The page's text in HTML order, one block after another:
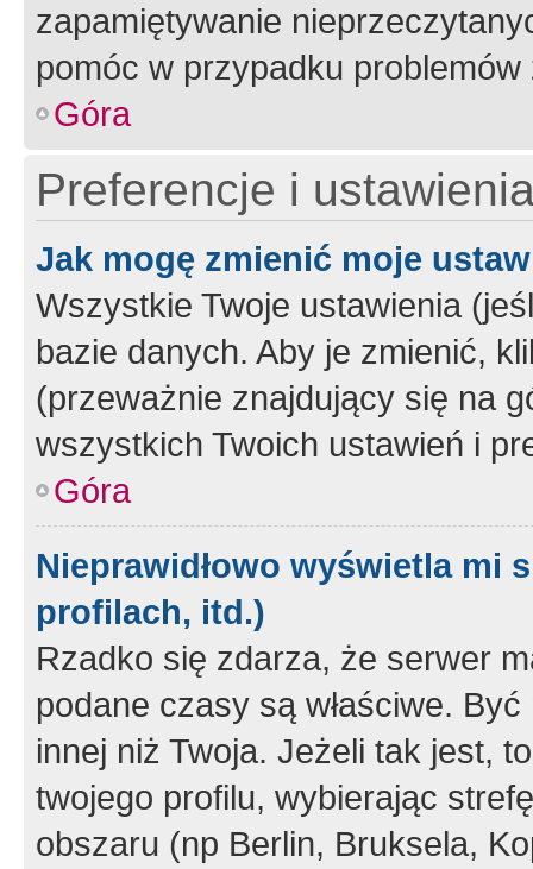
zapamiętywanie
pomóc w przypadku
Góra
Preferencje i
Jak mogę zmienić moje
Wszystkie Twoje ustawienia
bazie danych. Aby je zmienić,
(przeważnie znajdujący się na
wszystkich Twoich ustawień i
Góra
Nieprawidłowo wyświetla mi
profilach, itd.)
Rzadko się zdarza, że serwer
podane czasy są właściwe.
innej niż Twoja. Jeżeli tak jest,
twojego profilu, wybierając
obszaru (np Berlin, Bruksela,